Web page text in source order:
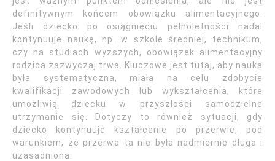
definitywnym końcem obowiązku alimentacyjnego.
Jeśli dziecko po osiągnięciu pełnoletności nadal
kontynuuje naukę, np. w szkole średniej, technikum,
czy na studiach wyższych, obowiązek alimentacyjny
rodzica zazwyczaj trwa. Kluczowe jest tutaj, aby nauka
była systematyczna, miała na celu zdobycie
kwalifikacji zawodowych lub wykształcenia, które
umożliwią dziecku w przyszłości samodzielne
utrzymanie się. Dotyczy to również sytuacji, gdy
dziecko kontynuuje kształcenie po przerwie, pod
warunkiem, że przerwa ta nie była nadmiernie długa i
uzasadniona.